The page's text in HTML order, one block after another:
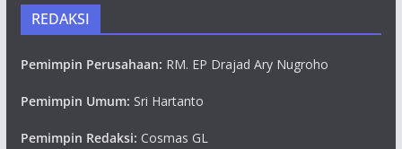
REDAKSI
Pemimpin Perusahaan: RM. EP Drajad Ary Nugroho
Pemimpin Umum: Sri Hartanto
Pemimpin Redaksi: Cosmas GL